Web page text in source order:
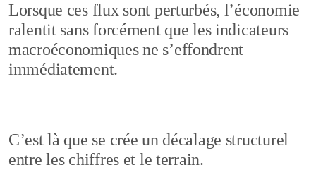
Lorsque ces flux sont perturbés, l’économie
ralentit sans forcément que les indicateurs
macroéconomiques ne s’effondrent
immédiatement.
C’est là que se crée un décalage structurel
entre les chiffres et le terrain.